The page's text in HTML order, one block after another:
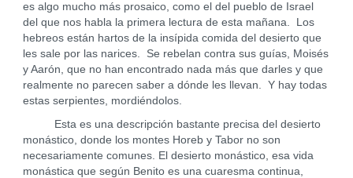
es algo mucho más prosaico, como el del pueblo de Israel
del que nos habla la primera lectura de esta mañana. Los
hebreos están hartos de la insípida comida del desierto que
les sale por las narices. Se rebelan contra sus guías, Moisés
y Aarón, que no han encontrado nada más que darles y que
realmente no parecen saber a dónde les llevan. Y hay todas
estas serpientes, mordiéndolos.
Esta es una descripción bastante precisa del desierto
monástico, donde los montes Horeb y Tabor no son
necesariamente comunes. El desierto monástico, esa vida
monástica que según Benito es una cuaresma continua,